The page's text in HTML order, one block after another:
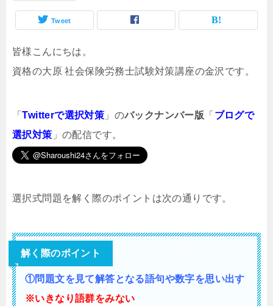
Tweet
皆様こんにちは。
資格の大原 社会保険労務士試験対策講座の金沢です。
「Twitterで選択対策 」のバックナンバー版 「 ブログで
選択対策 」の配信です。
選択式問題を解く際のポイントは次の通りです。
解く際のポイント
①問題文を見て解答となる語句や数字を思い出す
※いきなり語群をみない